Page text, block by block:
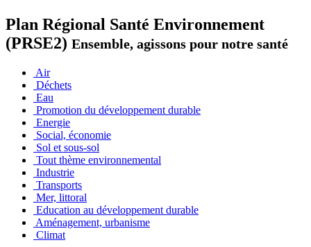
Plan Régional Santé Environnement
(PRSE2) Ensemble, agissons pour notre santé
Air
Déchets
Eau
Promotion du développement durable
Energie
Social, économie
Sol et sous-sol
Tout thème environnemental
Industrie
Transports
Mer, littoral
Education au développement durable
Aménagement, urbanisme
Climat